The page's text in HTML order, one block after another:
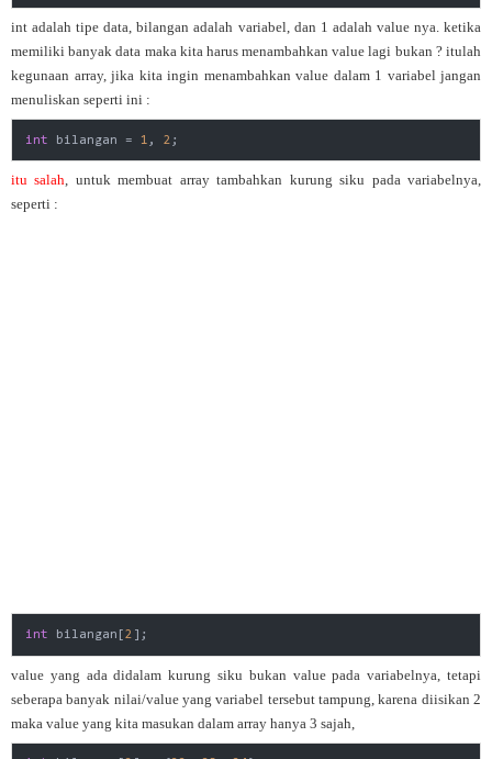
int adalah tipe data, bilangan adalah variabel, dan 1 adalah value nya. ketika
memiliki banyak data maka kita harus menambahkan value lagi bukan ? itulah
kegunaan array, jika kita ingin menambahkan value dalam 1 variabel jangan
menuliskan seperti ini :
int bilangan = 1 , 2 ;
itu salah, untuk membuat array tambahkan kurung siku pada variabelnya,
seperti :
int bilangan[2 ];
value yang ada didalam kurung siku bukan value pada variabelnya, tetapi
seberapa banyak nilai/value yang variabel tersebut tampung, karena diisikan 2
maka value yang kita masukan dalam array hanya 3 sajah,